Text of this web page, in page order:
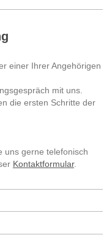
einer Ihrer Angehörigen
mit uns.
die ersten Schritte der
uns gerne telefonisch
Kontaktformular.